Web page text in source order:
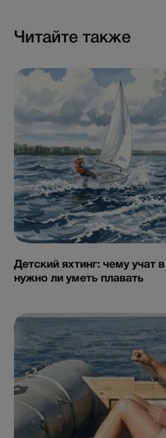
Читайте также
Детский яхтинг: чему учат
нужно ли уметь плавать